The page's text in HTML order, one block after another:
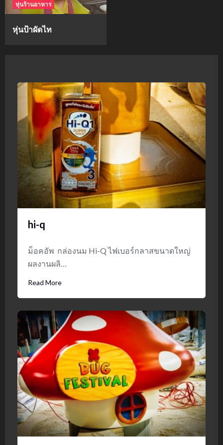
หุ่นร้านอาหาร
หุ่นป้าผัดไท
hi-q
ม็อคอัพ กล่องนม Hi-Q ไฟเบอร์กลาสขนาดใหญ่
ผลงานผลิ…
Read More